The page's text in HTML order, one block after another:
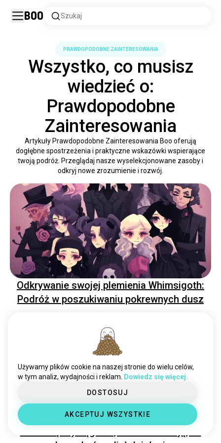
Boo Szukaj
PRAWDOPODOBNE ZAINTERESOWANIA
Wszystko, co musisz
wiedzieć o:
Prawdopodobne
Zainteresowania
Artykuły Prawdopodobne Zainteresowania Boo oferują
dogłębne spostrzeżenia i praktyczne wskazówki wspierające
twoją podróż. Przeglądaj nasze wyselekcjonowane zasoby i
odkryj nowe zrozumienie i rozwój.
Odkrywanie swojej plemienia Whimsigoth:
Podróż w poszukiwaniu pokrewnych dusz
Odkrywanie pragnienia: Rozpoznawanie
Używamy plików cookie na naszej stronie do wielu celów,
w tym analiz, wydajności i reklam.
Dowiedz się więcej.
DOSTOSUJ
AKCEPTUJ WSZYSTKIE